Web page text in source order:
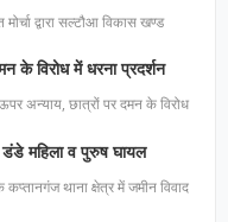
द्वारा सल्टौआ विकास खण्ड
के विरोध में धरना प्रदर्शन
अन्याय, छात्रों पर दमन के विरोध
डंडे महिला व पुरुष घायल
थाना क्षेत्र में जमीन विवाद